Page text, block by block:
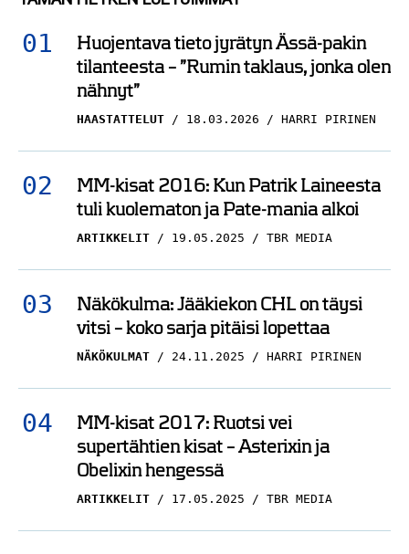
Huojentava tieto jyrätyn Ässä-pakin
tilanteesta – ”Rumin taklaus, jonka olen
nähnyt”
HAASTATTELUT 18.03.2026 HARRI PIRINEN
MM-kisat 2016: Kun Patrik Laineesta
tuli kuolematon ja Pate-mania alkoi
ARTIKKELIT 19.05.2025 TBR MEDIA
Näkökulma: Jääkiekon CHL on täysi
vitsi – koko sarja pitäisi lopettaa
NÄKÖKULMAT 24.11.2025 HARRI PIRINEN
MM-kisat 2017: Ruotsi vei
supertähtien kisat – Asterixin ja
Obelixin hengessä
ARTIKKELIT 17.05.2025 TBR MEDIA